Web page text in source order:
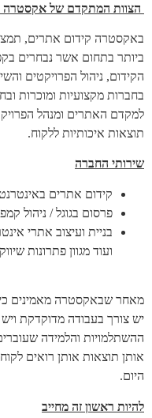
הצוות המתקדם של אקסטרה
באקסטרה קידום אתרים,
ביותר בתחום אשר נבחרים
הקידום, ניהול הפרויקטים
בחברות מקצועיות ומוכרות
למקדם האתרים ומנהל
תוצאות איכותיות ללקוח.
שירותי החברה
קידום אתרים
פרסום בגוגל / ניהול
בניית ועיצוב אתרי
ועוד מגוון פתרונות
מאחר שבאקסטרה מאמינים
יש צורך בעבודה מדוקדקת ויש
ההשתלמויות והלמידה
אותן תוצאות אותן רואים
היום.
להיות ראשון זה מחייב